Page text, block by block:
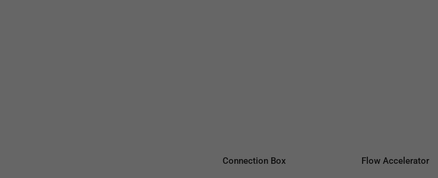
Connection Box Flow Accelerator